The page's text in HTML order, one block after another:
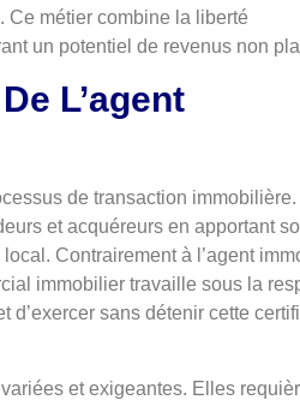
Ce métier combine la liberté
un potentiel de revenus non
L’agent
de transaction
et acquéreurs en apportant
Contrairement à l’agent
immobilier travaille sous la
d’exercer sans détenir cette
et exigeantes. Elles